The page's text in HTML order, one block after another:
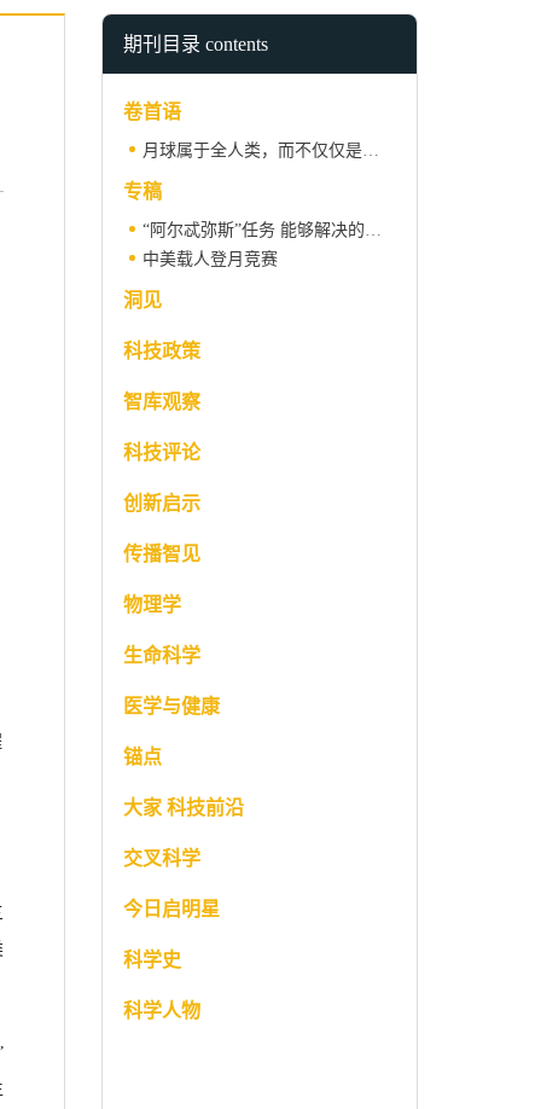
期刊目录 contents
卷首语
月球属于全人类，而不仅仅是那些有能力抵达那里的国家
专稿
“阿尔忒弥斯”任务 能够解决的五大月球之谜
中美载人登月竞赛
洞见
科技政策
智库观察
科技评论
创新启示
传播智见
物理学
生命科学
医学与健康
锚点
大家 科技前沿
交叉科学
今日启明星
科学史
科学人物